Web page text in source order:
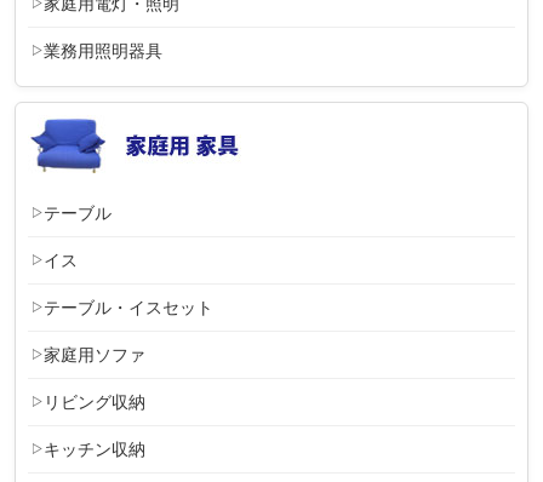
業務用照明器具
テーブル
イス
テーブル・イスセット
家庭用ソファ
リビング収納
キッチン収納